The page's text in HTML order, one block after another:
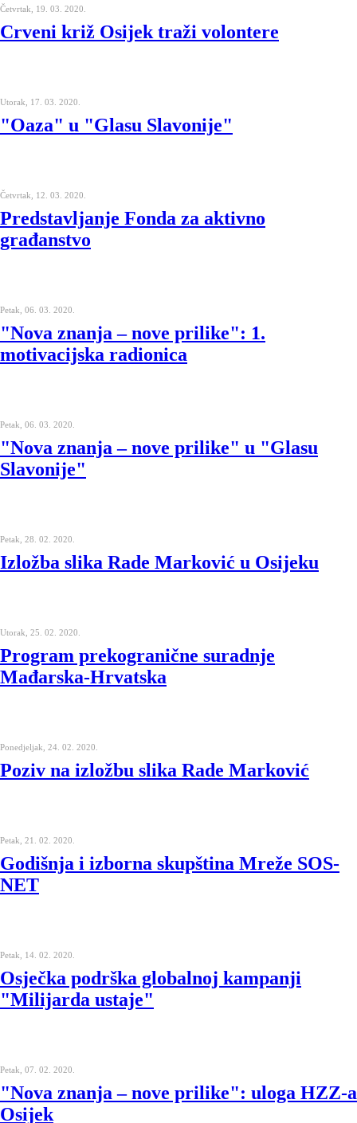
Četvrtak, 19. 03. 2020.
Crveni križ Osijek traži volontere
Utorak, 17. 03. 2020.
"Oaza" u "Glasu Slavonije"
Četvrtak, 12. 03. 2020.
Predstavljanje Fonda za aktivno
građanstvo
Petak, 06. 03. 2020.
"Nova znanja – nove prilike": 1.
motivacijska radionica
Petak, 06. 03. 2020.
"Nova znanja – nove prilike" u "Glasu
Slavonije"
Petak, 28. 02. 2020.
Izložba slika Rade Marković u Osijeku
Utorak, 25. 02. 2020.
Program prekogranične suradnje
Mađarska-Hrvatska
Ponedjeljak, 24. 02. 2020.
Poziv na izložbu slika Rade Marković
Petak, 21. 02. 2020.
Godišnja i izborna skupština Mreže SOS-
NET
Petak, 14. 02. 2020.
Osječka podrška globalnoj kampanji
"Milijarda ustaje"
Petak, 07. 02. 2020.
"Nova znanja – nove prilike": uloga HZZ-a
Osijek